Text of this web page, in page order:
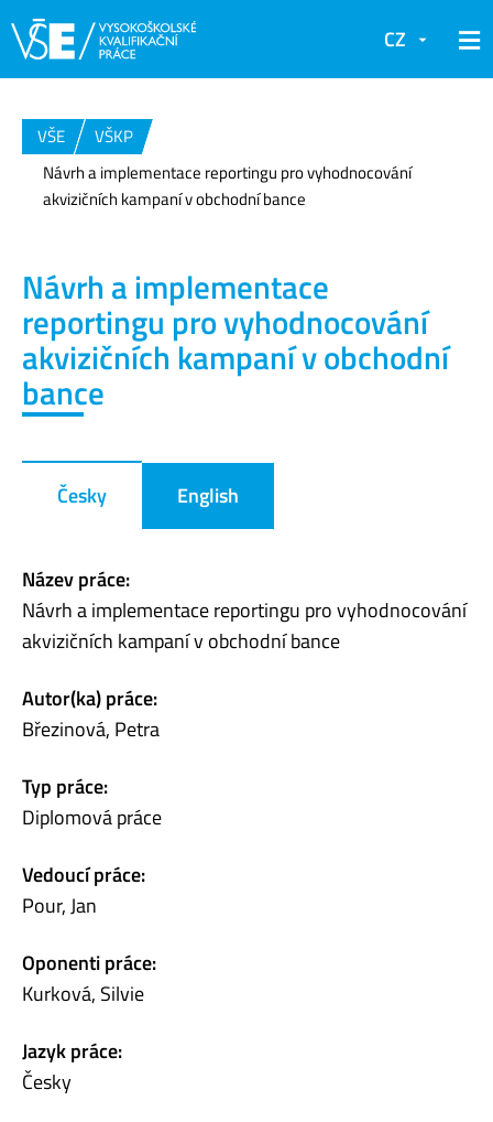
CZ
VŠE
VŠKP
Návrh a implementace reportingu pro vyhodnocování
akvizičních kampaní v obchodní bance
Návrh a implementace
reportingu pro vyhodnocování
akvizičních kampaní v obchodní
bance
Česky English
Název práce:
Návrh a implementace reportingu pro vyhodnocování
akvizičních kampaní v obchodní bance
Autor(ka) práce:
Březinová, Petra
Typ práce:
Diplomová práce
Vedoucí práce:
Pour, Jan
Oponenti práce:
Kurková, Silvie
Jazyk práce:
Česky